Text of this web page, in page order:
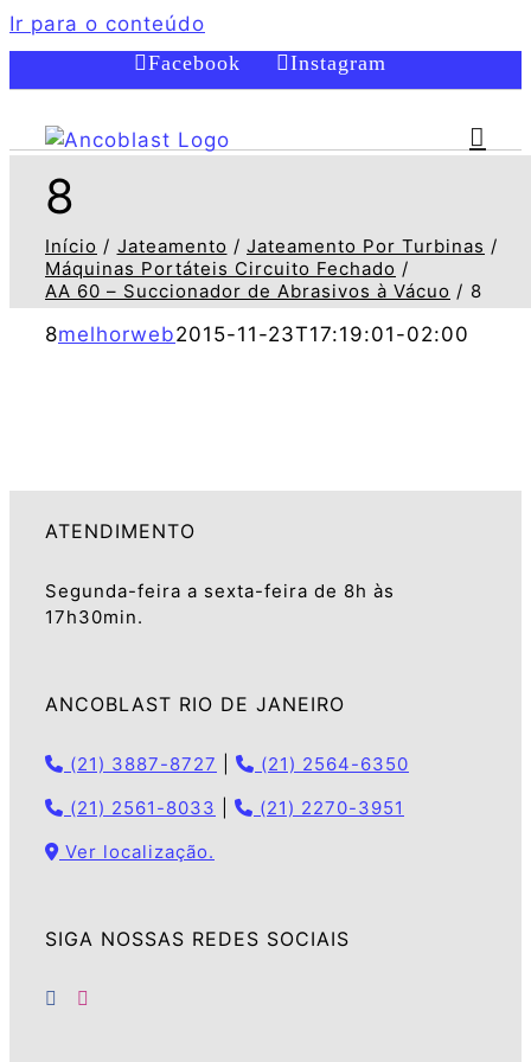
Ir para o conteúdo
Facebook
Instagram
8
Início Jateamento
Jateamento Por Turbinas
Máquinas Portáteis Circuito Fechado
AA 60 – Succionador de Abrasivos à Vácuo
8
8melhorweb2015-11-23T17:19:01-02:00
ATENDIMENTO
Segunda-feira a sexta-feira de 8h às
17h30min.
ANCOBLAST RIO DE JANEIRO
(21) 3887-8727
(21) 2564-6350
(21) 2561-8033
(21) 2270-3951
Ver localização.
SIGA NOSSAS REDES SOCIAIS